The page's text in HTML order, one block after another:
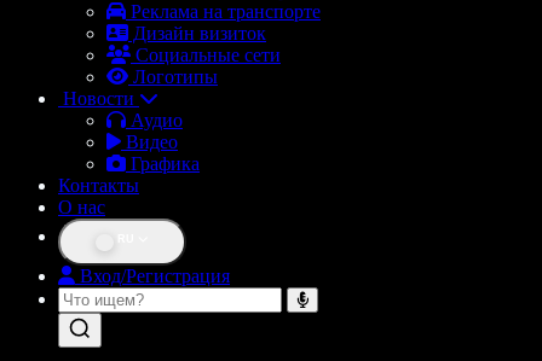
Реклама на транспорте
Дизайн визиток
Социальные сети
Логотипы
Новости
Аудио
Видео
Графика
Контакты
О нас
Вход/Регистрация